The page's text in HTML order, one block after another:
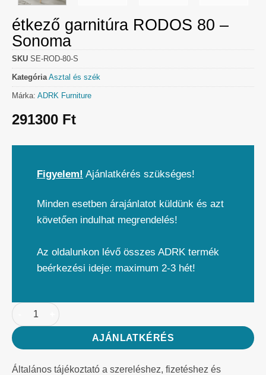
étkező garnitúra RODOS 80 –
Sonoma
SKU SE-ROD-80-S
Kategória Asztal és szék
Márka: ADRK Furniture
291300 Ft
Figyelem! Ajánlatkérés szükséges!
Minden esetben árajánlatot küldünk és azt
követően indulhat megrendelés!
Az oldalunkon lévő összes ADRK termék
beérkezési ideje: maximum 2-3 hét!
AJÁNLATKÉRÉS
Általános tájékoztató a szereléshez, fizetéshez és